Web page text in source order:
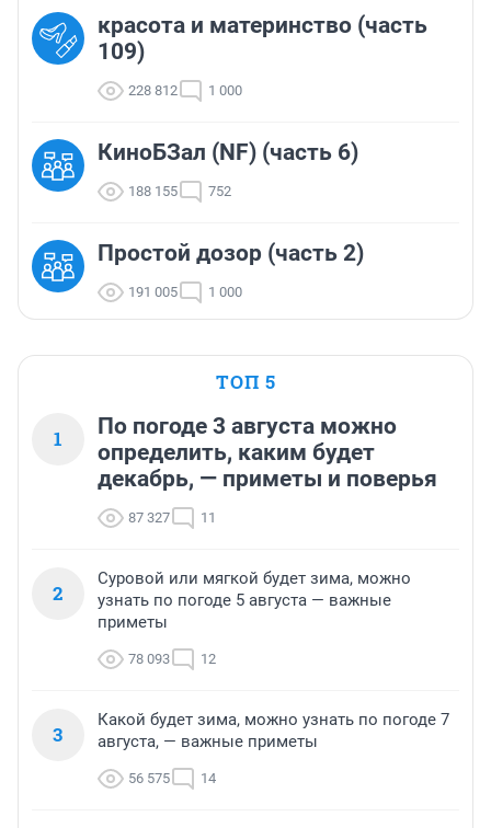
красота и материнство (часть
109)
228 812 1 000
КиноБЗал (NF) (часть 6)
188 155 752
Простой дозор (часть 2)
191 005 1 000
ТОП 5
1
По погоде 3 августа можно
определить, каким будет
декабрь, — приметы и поверья
87 327 11
2
Суровой или мягкой будет зима, можно
узнать по погоде 5 августа — важные
приметы
78 093 12
3
Какой будет зима, можно узнать по погоде 7
августа, — важные приметы
56 575 14